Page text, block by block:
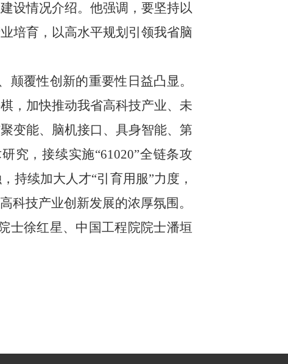
设情况介绍。他强调，要坚持以
培育，以高水平规划引领我省脑
覆性创新的重要性日益凸显。
，加快推动我省高科技产业、未
变能、脑机接口、具身智能、第
究，接续实施“61020”全链条攻
持续加大人才“引育用服”力度，
科技产业创新发展的浓厚氛围。
士徐红星、中国工程院院士潘垣